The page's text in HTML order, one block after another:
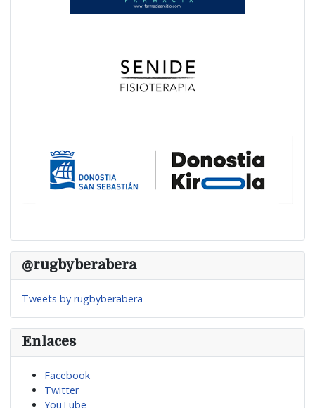
@rugbyberabera
Tweets by rugbyberabera
Enlaces
Facebook
Twitter
YouTube